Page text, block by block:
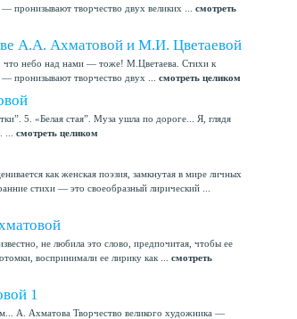
творчество двух великих ... смотреть
А.А. Ахматовой и М.И. Цветаевой
небо над нами — тоже! М.Цветаева. Стихи к
пронизывают творчество двух ... смотреть целиком
5. «Белая стая”. Муза ушла по дороге... Я, глядя
... смотреть целиком
как женская поэзия, замкнутая в мире личных
стихи — это своеобразный лирический ...
не любила это слово, предпочитая, чтобы ее
воспринимали ее лирику как ... смотреть
1
А. Ахматова Творчество великого художника —